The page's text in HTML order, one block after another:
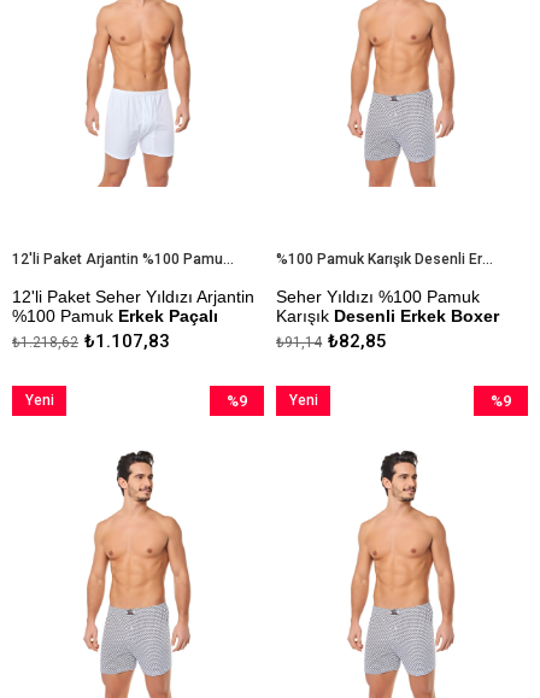
12'li Paket Arjantin %100 Pamuk Erkek Paçalı Boxer
12'li Paket Seher Yıldızı Arjantin
%100 Pamuk Erkek Paçalı
Boxer
₺1.107,83
₺1.218,62
%100 Pamuk Karışık Desenli Erkek Boxer
Seher Yıldızı %100 Pamuk
Karışık Desenli Erkek Boxer
Desenler Karışık Renk, Karışık
Durumuna Göre Gönderim
Yapılmaktadır.
₺82,85
₺91,14
%9
Yeni
%9
Yeni